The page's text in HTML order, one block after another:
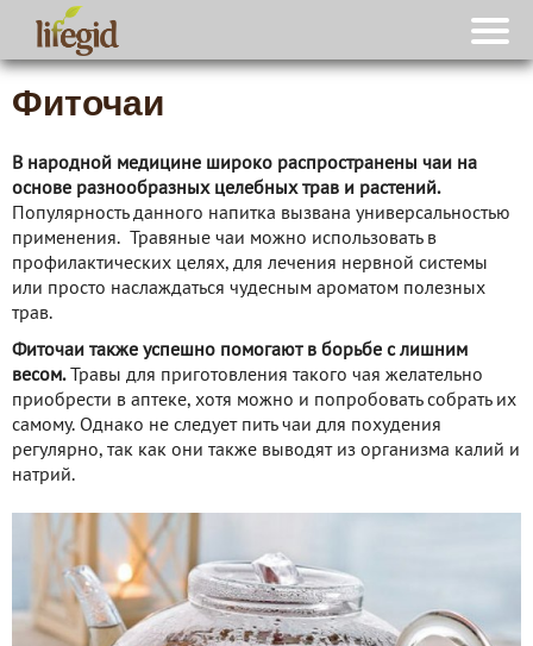
Фиточаи
В народной медицине широко распространены чаи на
основе разнообразных целебных трав и растений.
Популярность данного напитка вызвана универсальностью
применения. Травяные чаи можно использовать в
профилактических целях, для лечения нервной системы
или просто наслаждаться чудесным ароматом полезных
трав.
Фиточаи также успешно помогают в борьбе с лишним
весом.
Травы для приготовления такого чая желательно
приобрести в аптеке, хотя можно и попробовать собрать их
самому. Однако не следует пить чаи для похудения
регулярно, так как они также выводят из организма калий и
натрий.